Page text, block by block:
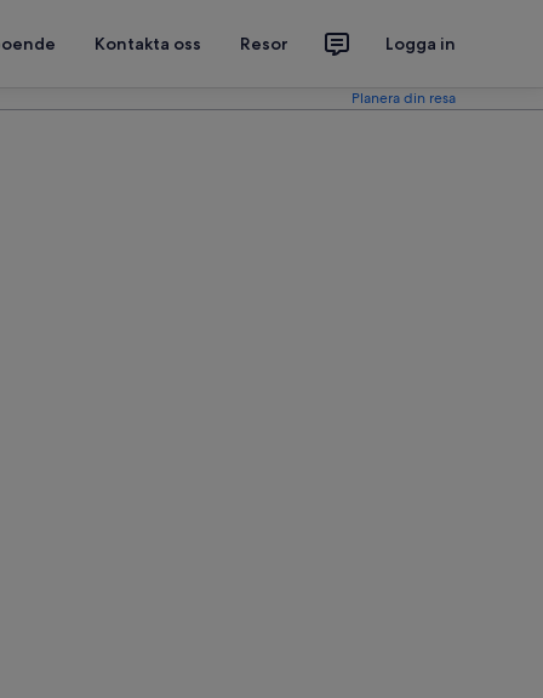
Kontakta oss Resor Logga in
Planera din resa